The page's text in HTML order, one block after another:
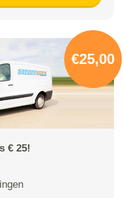
€25,00
€ 25!